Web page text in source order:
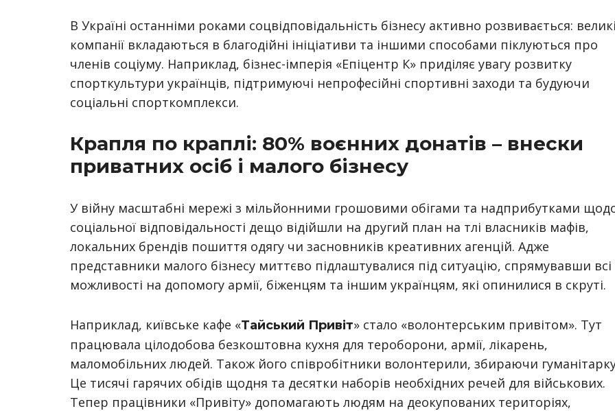
В Україні останніми роками соцвідповідальність бізнесу активно розвивається:
компанії вкладаються в благодійні ініціативи та іншими способами піклуються про
членів соціуму. Наприклад, бізнес-імперія «Епіцентр К» приділяє увагу розвитку
спорткультури українців, підтримуючі непрофесійні спортивні заходи та будуючи
соціальні спорткомплекси.
Крапля по краплі: 80% воєнних донатів – внески
приватних осіб і малого бізнесу
У війну масштабні мережі з мільйонними грошовими обігами та надприбутками
соціальної відповідальності дещо відійшли на другий план на тлі власників мафів,
локальних брендів пошиття одягу чи засновників креативних агенцій. Адже
представники малого бізнесу миттєво підлаштувалися під ситуацію, спрямувавши всі
можливості на допомогу армії, біженцям та іншим українцям, які опинилися в скруті.
Наприклад, київське кафе «Тайський Привіт» стало «волонтерським привітом». Тут
працювала цілодобова безкоштовна кухня для тероборони, армії, лікарень,
маломобільних людей. Також його співробітники волонтерили, збираючи
Це тисячі гарячих обідів щодня та десятки наборів необхідних речей для військових.
Тепер працівники «Привіту» допомагають людям на деокупованих територіях,